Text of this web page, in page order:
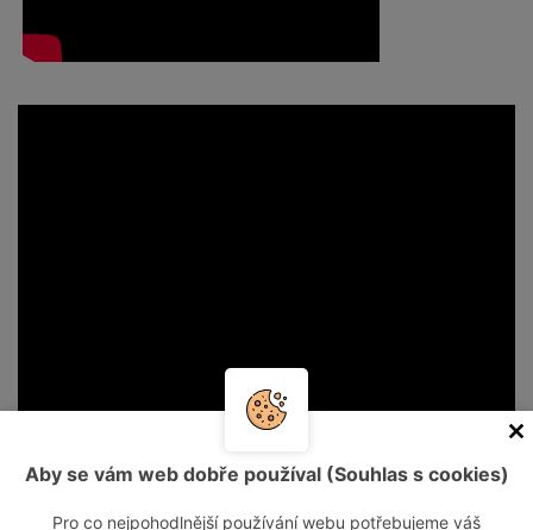
Aby se vám web dobře používal (Souhlas s cookies)
Pro co nejpohodlnější používání webu potřebujeme váš